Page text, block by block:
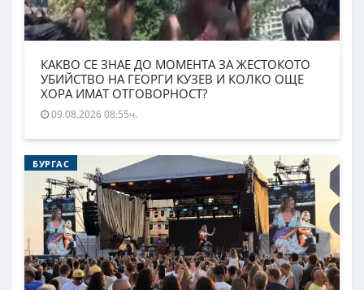
КАКВО СЕ ЗНАЕ ДО МОМЕНТА ЗА ЖЕСТОКОТО
УБИЙСТВО НА ГЕОРГИ КУЗЕВ И КОЛКО ОЩЕ
ХОРА ИМАТ ОТГОВОРНОСТ?
09.08.2026 08:55ч.
БУРГАС